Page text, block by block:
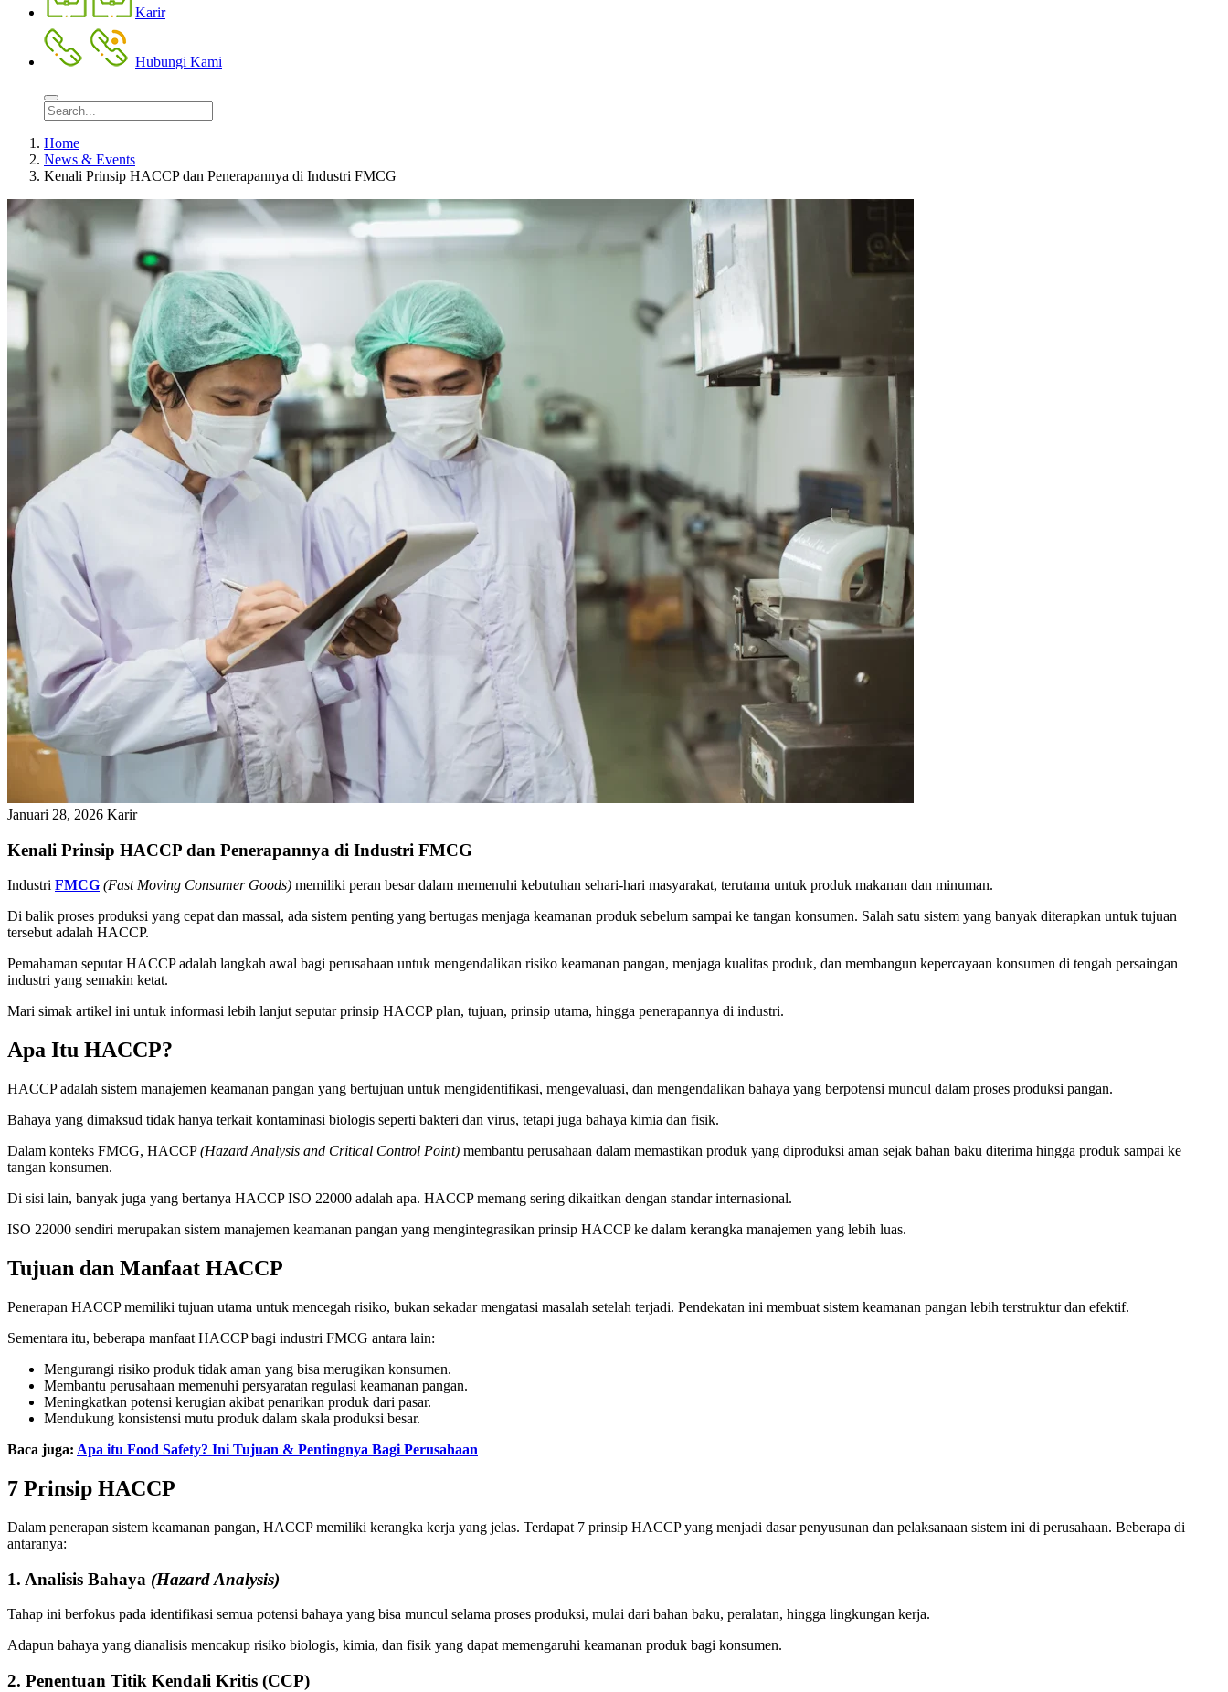
Karir
Hubungi Kami
Home
News & Events
Kenali Prinsip HACCP dan Penerapannya di Industri FMCG
Januari 28, 2026 Karir
Kenali Prinsip HACCP dan Penerapannya di Industri FMCG
Industri FMCG (Fast Moving Consumer Goods) memiliki peran besar dalam memenuhi kebutuhan sehari-hari masyarakat, terutama untuk produk makanan dan minuman.
Di balik proses produksi yang cepat dan massal, ada sistem penting yang bertugas menjaga keamanan produk sebelum sampai ke tangan konsumen. Salah satu sistem yang banyak diterapkan untuk tujuan
tersebut adalah HACCP.
Pemahaman seputar HACCP adalah langkah awal bagi perusahaan untuk mengendalikan risiko keamanan pangan, menjaga kualitas produk, dan membangun kepercayaan konsumen di tengah persaingan
industri yang semakin ketat.
Mari simak artikel ini untuk informasi lebih lanjut seputar prinsip HACCP plan, tujuan, prinsip utama, hingga penerapannya di industri.
Apa Itu HACCP?
HACCP adalah sistem manajemen keamanan pangan yang bertujuan untuk mengidentifikasi, mengevaluasi, dan mengendalikan bahaya yang berpotensi muncul dalam proses produksi pangan.
Bahaya yang dimaksud tidak hanya terkait kontaminasi biologis seperti bakteri dan virus, tetapi juga bahaya kimia dan fisik.
Dalam konteks FMCG, HACCP(Hazard Analysis and Critical Control Point) membantu perusahaan dalam memastikan produk yang diproduksi aman sejak bahan baku diterima hingga produk sampai ke
tangan konsumen.
Di sisi lain, banyak juga yang bertanya HACCP ISO 22000 adalah apa. HACCP memang sering dikaitkan dengan standar internasional.
ISO 22000 sendiri merupakan sistem manajemen keamanan pangan yang mengintegrasikan prinsip HACCP ke dalam kerangka manajemen yang lebih luas.
Tujuan dan Manfaat HACCP
Penerapan HACCP memiliki tujuan utama untuk mencegah risiko, bukan sekadar mengatasi masalah setelah terjadi. Pendekatan ini membuat sistem keamanan pangan lebih terstruktur dan efektif.
Sementara itu, beberapa manfaat HACCP bagi industri FMCG antara lain:
Mengurangi risiko produk tidak aman yang bisa merugikan konsumen.
Membantu perusahaan memenuhi persyaratan regulasi keamanan pangan.
Meningkatkan potensi kerugian akibat penarikan produk dari pasar.
Mendukung konsistensi mutu produk dalam skala produksi besar.
Baca juga: Apa itu Food Safety? Ini Tujuan & Pentingnya Bagi Perusahaan
7 Prinsip HACCP
Dalam penerapan sistem keamanan pangan, HACCP memiliki kerangka kerja yang jelas. Terdapat 7 prinsip HACCP yang menjadi dasar penyusunan dan pelaksanaan sistem ini di perusahaan. Beberapa di
antaranya:
1. Analisis Bahaya (Hazard Analysis)
Tahap ini berfokus pada identifikasi semua potensi bahaya yang bisa muncul selama proses produksi, mulai dari bahan baku, peralatan, hingga lingkungan kerja.
Adapun bahaya yang dianalisis mencakup risiko biologis, kimia, dan fisik yang dapat memengaruhi keamanan produk bagi konsumen.
2. Penentuan Titik Kendali Kritis (CCP)